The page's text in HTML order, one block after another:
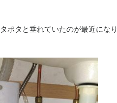
ポタと垂れていたのが最近になり